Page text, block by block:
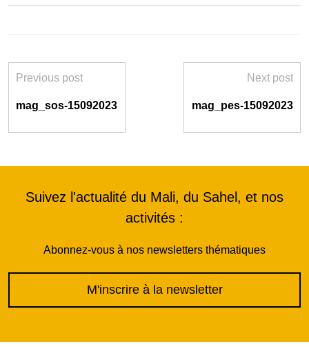
Previous post
mag_sos-15092023
Next post
mag_pes-15092023
Suivez l'actualité du Mali, du Sahel, et nos
activités :
Abonnez-vous à nos newsletters thématiques
M'inscrire à la newsletter